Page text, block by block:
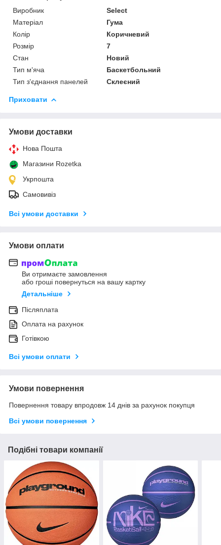
Виробник
Select
Матеріал
Гума
Колір
Коричневий
Розмір
7
Стан
Новий
Тип м'яча
Баскетбольний
Тип з'єднання панелей
Склеєний
Приховати
Умови доставки
Нова Пошта
Магазини Rozetka
Укрпошта
Самовивіз
Всі умови доставки
Умови оплати
Ви отримаєте замовлення
або гроші повернуться на вашу картку
Детальніше
Післяплата
Оплата на рахунок
Готівкою
Всі умови оплати
Умови повернення
Повернення товару впродовж 14 днів за рахунок покупця
Всі умови повернення
Подібні товари компанії